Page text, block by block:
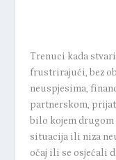
Trenuci kada
frustrirajući, bez
neuspjesima,
partnerskom,
bilo kojem drugom
situacija ili niza
očaj ili se osjećali